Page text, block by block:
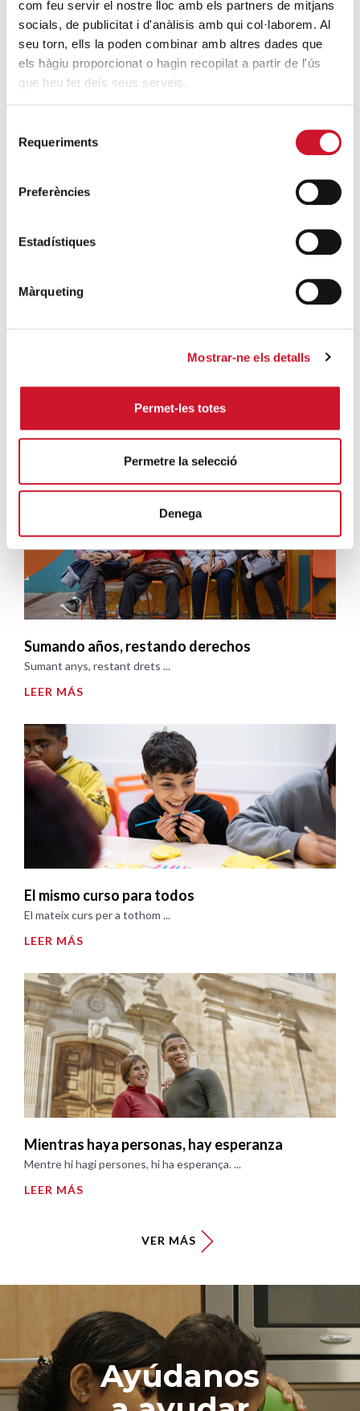
com feu servir el nostre lloc amb els partners de mitjans
socials, de publicitat i d'anàlisis amb qui col·laborem. Al
seu torn, ells la poden combinar amb altres dades que
els hàgiu proporcionat o hagin recopilat a partir de l'ús
que heu fet dels seus serveis.
Requeriments
Preferències
Estadístiques
Màrqueting
Mostrar-ne els detalls
Permet-les totes
Permetre la selecció
Denega
situación en Ceuta y hace un llamamiento a
la protección de la dignidad humana
SIGUE LEYENDO
extraordinario de regularización
hacer crecer el Maresme
Campañas solidarias
Sumando años, restando derechos
Sumant anys, restant drets ...
LEER MÁS
El mismo curso para todos
El mateix curs per a tothom ...
LEER MÁS
Mientras haya personas, hay esperanza
Mentre hi hagi persones, hi ha esperança. ...
LEER MÁS
VER MÁS
Ayúdanos